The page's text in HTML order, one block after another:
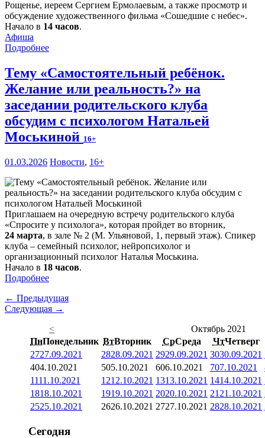
Рощенье, иереем Сергием Ермолаевым, а также просмотр и
обсуждение художественного фильма «Сошедшие с небес».
Начало в 14 часов.
Афиша
Подробнее
Тему «Самостоятельный ребёнок.
Желание или реальность?» на
заседании родительского клуба
обсудим с психологом Натальей
Моськиной 16+
01.03.2026 Новости, 16+
Приглашаем на очередную встречу родительского клуба
«Спросите у психолога», которая пройдет во вторник,
24 марта, в зале № 2 (М. Ульяновой, 1, первый этаж). Спикер
клуба – семейный психолог, нейропсихолог и
организационный психолог Наталья Моськина.
Начало в 18 часов.
Подробнее
← Предыдущая
Следующая →
<
Октябрь 2021
ПнПонедельник ВтВторник СрСреда ЧтЧетверг
2727.09.2021 2828.09.2021 2929.09.2021 3030.09.2021
404.10.2021 505.10.2021 606.10.2021 707.10.2021
1111.10.2021 1212.10.2021 1313.10.2021 1414.10.2021
1818.10.2021 1919.10.2021 2020.10.2021 21 21.10.2021
2525.10.2021 2626.10.2021 2727.10.2021 2828.10.2021
Сегодня